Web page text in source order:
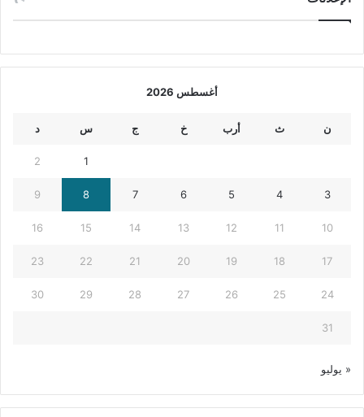
أغسطس 2026
ن ث أرب خ ج س د
1
2
3
4
5
6
7
8
9
10
11
12
13
14
15
16
17
18
19
20
21
22
23
24
25
26
27
28
29
30
31
« يوليو